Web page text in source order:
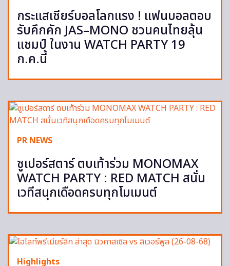
กระแสเชียร์บอลโลกแรง ! แฟนบอลตอบ
รับคึกคัก JAS–MONO ชวนคนไทยลุ้น
แชมป์ ในงาน WATCH PARTY 19
ก.ค.นี้
PR NEWS
ซูเปอร์สตาร์ ตบเท้าร่วม MONOMAX
WATCH PARTY : RED MATCH สนั่น
เวทีสนุกเดือดครบทุกโมเมนต์
Highlights